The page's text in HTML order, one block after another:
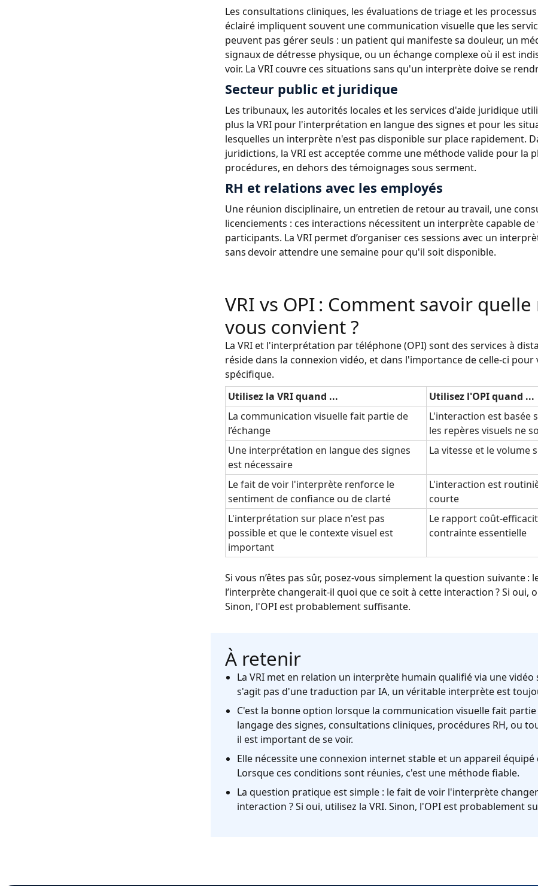
Les consultations cliniques, les évaluations de triage et les
éclairé impliquent souvent une communication visuelle que les
peuvent pas gérer seuls : un patient qui manifeste sa douleur, un
signaux de détresse physique, ou un échange complexe où il est
voir. La VRI couvre ces situations sans qu'un interprète doive se
Secteur public et juridique
Les tribunaux, les autorités locales et les services d'aide juridique
plus la VRI pour l'interprétation en langue des signes et pour les
lesquelles un interprète n'est pas disponible sur place rapidement.
juridictions, la VRI est acceptée comme une méthode valide pour la
procédures, en dehors des témoignages sous serment.
RH et relations avec les employés
Une réunion disciplinaire, un entretien de retour au travail, une
licenciements : ces interactions nécessitent un interprète capable de
participants. La VRI permet d’organiser ces sessions avec un
sans devoir attendre une semaine pour qu'il soit disponible.
VRI vs OPI : Comment savoir
vous convient ?
La VRI et l'interprétation par téléphone (OPI) sont des services à
réside dans la connexion vidéo, et dans l'importance de celle-ci
spécifique.
Utilisez la VRI quand ...
Utilisez l'OPI quand ...
La communication visuelle fait partie de
l’échange
L'interaction est basée
les repères visuels ne
Une interprétation en langue des signes
est nécessaire
La vitesse et le volume
Le fait de voir l'interprète renforce le
sentiment de confiance ou de clarté
L'interaction est
courte
L'interprétation sur place n'est pas
possible et que le contexte visuel est
important
Le rapport coût-
contrainte essentielle
Si vous n’êtes pas sûr, posez-vous simplement la question suivante :
l’interprète changerait-il quoi que ce soit à cette interaction ? Si oui,
Sinon, l'OPI est probablement suffisante.
À retenir
La VRI met en relation un interprète humain qualifié via une vidéo
s'agit pas d'une traduction par IA, un véritable interprète est
C'est la bonne option lorsque la communication visuelle fait
langage des signes, consultations cliniques, procédures RH, ou
il est important de se voir.
Elle nécessite une connexion internet stable et un appareil équipé
Lorsque ces conditions sont réunies, c'est une méthode fiable.
La question pratique est simple : le fait de voir l'interprète
interaction ? Si oui, utilisez la VRI. Sinon, l'OPI est probablement